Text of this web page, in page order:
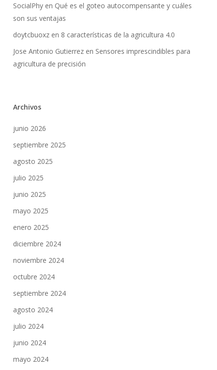
SocialPhyen Qué es el goteo autocompensante y cuáles
son sus ventajas
doytcbuoxzen 8 características de la agricultura 4.0
Jose Antonio Gutierrezen Sensores imprescindibles para
agricultura de precisión
Archivos
junio 2026
septiembre 2025
agosto 2025
julio 2025
junio 2025
mayo 2025
enero 2025
diciembre 2024
noviembre 2024
octubre 2024
septiembre 2024
agosto 2024
julio 2024
junio 2024
mayo 2024